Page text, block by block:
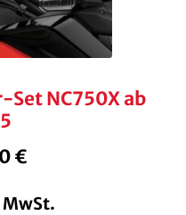
NC750X ab
€